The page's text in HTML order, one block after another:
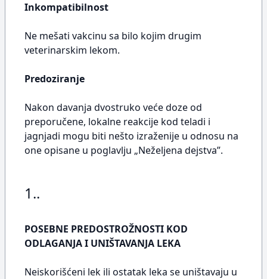
Inkompatibilnost
Ne mešati vakcinu sa bilo kojim drugim
veterinarskim lekom.
Predoziranje
Nakon davanja dvostruko veće doze od
preporučene, lokalne reakcije kod teladi i
jagnjadi mogu biti nešto izraženije u odnosu na
one opisane u poglavlju „Neželjena dejstva”.
1..
POSEBNE PREDOSTROŽNOSTI KOD
ODLAGANJA I UNIŠTAVANJA LEKA
Neiskorišćeni lek ili ostatak leka se uništavaju u